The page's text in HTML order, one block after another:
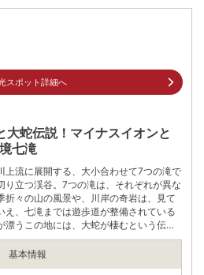
ます。最新の内容はご利用前にご自身でお
っております。正しい金額はご利用前にご
スポット詳細へ
大蛇伝説！マイナスイオンと
七滝
上流に展開する、大小合わせて7つの滝で
り立つ渓谷。7つの滝は、それぞれが異な
折々の山の風景や、川岸の奇岩は、見て
え、七滝までは遊歩道が整備されている
うこの地には、大蛇が棲むという伝説
基本情報